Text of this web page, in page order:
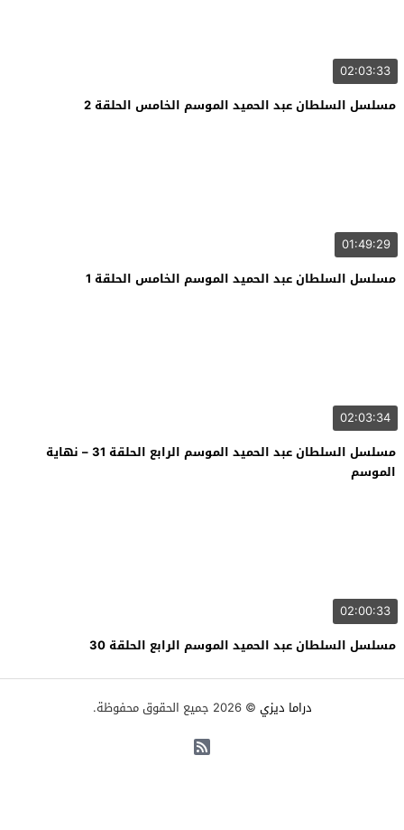
02:03:33
مسلسل السلطان عبد الحميد الموسم الخامس الحلقة 2
01:49:29
مسلسل السلطان عبد الحميد الموسم الخامس الحلقة 1
02:03:34
مسلسل السلطان عبد الحميد الموسم الرابع الحلقة 31 – نهاية
الموسم
02:00:33
مسلسل السلطان عبد الحميد الموسم الرابع الحلقة 30
دراما ديزي © 2026 جميع الحقوق محفوظة.